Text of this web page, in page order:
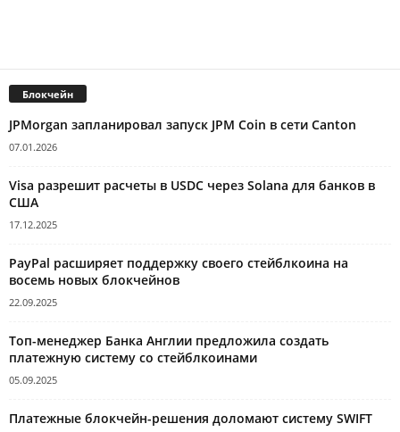
Блокчейн
JPMorgan запланировал запуск JPM Coin в сети Canton
07.01.2026
Visa разрешит расчеты в USDC через Solana для банков в
США
17.12.2025
PayPal расширяет поддержку своего стейблкоина на
восемь новых блокчейнов
22.09.2025
Топ-менеджер Банка Англии предложила создать
платежную систему со стейблкоинами
05.09.2025
Платежные блокчейн-решения доломают систему SWIFT